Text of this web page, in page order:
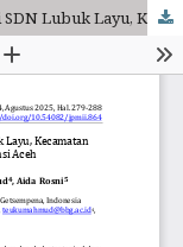
Pembentukan Model Sekolah Berkarya di SDN Lubuk Layu, Kecamatan Samadua, Kabupaten Aceh Selatan, Provinsi Aceh